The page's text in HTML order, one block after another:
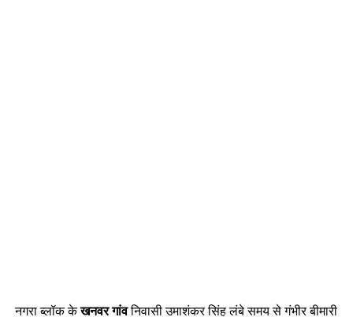
नगरा ब्लॉक केखनवर गांवनिवासी उमाशंकर सिंह लंबे समय से गंभीर बीमारी